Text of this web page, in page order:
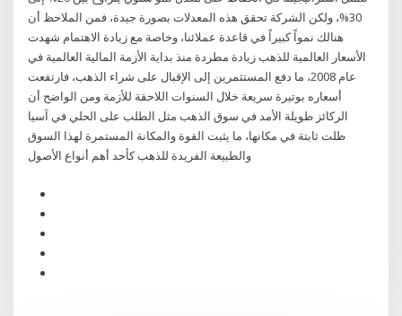
30%، ولكن الشركة تحقق هذه المعدلات بصورة جيدة، فمن الملاحظ أن
هنالك نمواً كبيراً في قاعدة عملائنا، وخاصة مع زيادة الاهتمام شهدت
الأسعار العالمية للذهب زيادة مطردة منذ بداية الأزمة المالية العالمية في
عام 2008، ما دفع المستثمرين إلى الإقبال على شراء الذهب، فارتفعت
أسعاره بوتيرة سريعة خلال السنوات اللاحقة للأزمة ومن الواضح أن
الركائز طويلة الأمد في سوق الذهب مثل الطلب على الحلي في آسيا
ظلت ثابتة في مكانها، ما يثبت القوة والمكانة المستمرة لهذا السوق
والطبيعة الفريدة للذهب كأحد أهم أنواع الأصول